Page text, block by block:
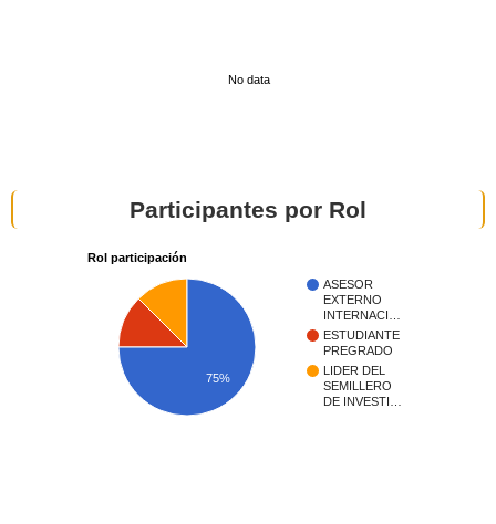
No data
Participantes por Rol
Rol participación
ASESOR
EXTERNO
INTERNACI…
ESTUDIANTE
PREGRADO
LIDER DEL
SEMILLERO
DE INVESTI…
75%